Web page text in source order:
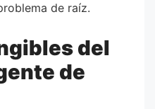
de raíz.
del
de